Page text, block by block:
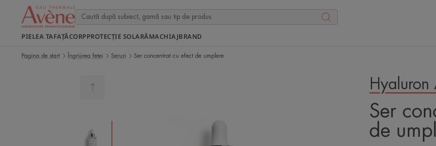
PIELEA TAFAȚĂCORPPROTECȚIE SOLARĂMACHIAJBRAND
Pagina de start Îngrijirea feței Seruri Ser concentrat cu efect de umplere
Hyaluron
Ser
de